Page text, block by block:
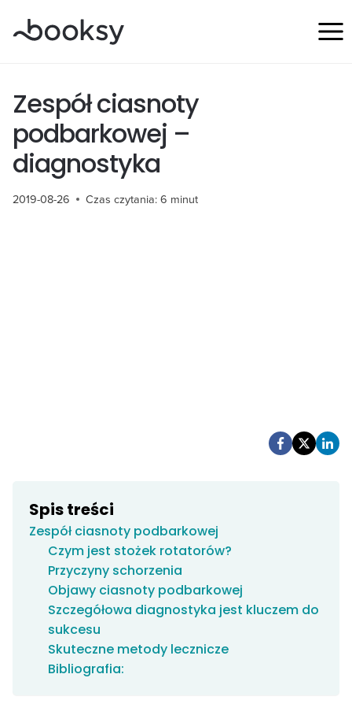
do
Zespół ciasnoty
podbarkowej –
diagnostyka
2019-08-26 Czas czytania:6 minut
Spis treści
Zespół ciasnoty podbarkowej
Czym jest stożek rotatorów?
Przyczyny schorzenia
Objawy ciasnoty podbarkowej
Szczegółowa diagnostyka jest kluczem do
sukcesu
Skuteczne metody lecznicze
Bibliografia: